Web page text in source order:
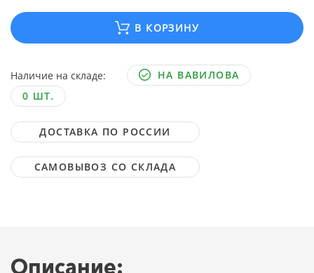
В КОРЗИНУ
Наличие на складе:
НА ВАВИЛОВА
0 ШТ.
ДОСТАВКА ПО РОССИИ
САМОВЫВОЗ СО СКЛАДА
Описание: